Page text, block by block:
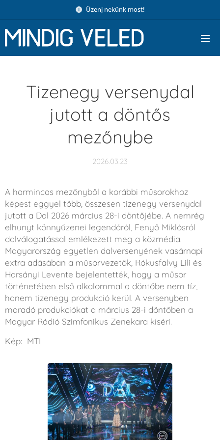
Üzenj nekünk most!
Tizenegy versenydal
jutott a döntős
mezőnybe
2026.03.23
A harmincas mezőnyből a korábbi műsorokhoz
képest eggyel több, összesen tizenegy versenydal
jutott a Dal 2026 március 28-i döntőjébe. A nemrég
elhunyt könnyűzenei legendáról, Fenyő Miklósról
dalválogatással emlékezett meg a közmédia.
Magyarország egyetlen dalversenyének vasárnapi
extra adásában a műsorvezetők, Rókusfalvy Lili és
Harsányi Levente bejelentették, hogy a műsor
történetében első alkalommal a döntőbe nem tíz,
hanem tizenegy produkció kerül. A versenyben
maradó produkciókat a március 28-i döntőben a
Magyar Rádió Szimfonikus Zenekara kíséri.
Kép: MTI